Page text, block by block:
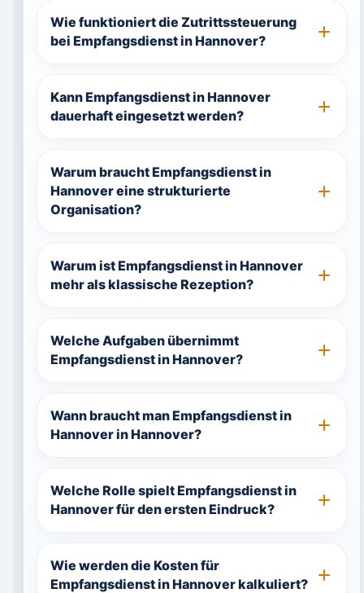
Wie funktioniert die Zutrittssteuerung
bei Empfangsdienst in Hannover?
Kann Empfangsdienst in Hannover
dauerhaft eingesetzt werden?
Warum braucht Empfangsdienst in
Hannover eine strukturierte
Organisation?
Warum ist Empfangsdienst in Hannover
mehr als klassische Rezeption?
Welche Aufgaben übernimmt
Empfangsdienst in Hannover?
Wann braucht man Empfangsdienst in
Hannover in Hannover?
Welche Rolle spielt Empfangsdienst in
Hannover für den ersten Eindruck?
Wie werden die Kosten für
Empfangsdienst in Hannover kalkuliert?